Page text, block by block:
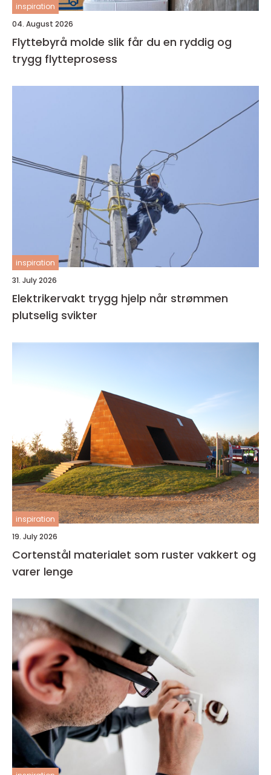
inspiration
04. August 2026
Flyttebyrå molde slik får du en ryddig og
trygg flytteprosess
inspiration
31. July 2026
Elektrikervakt trygg hjelp når strømmen
plutselig svikter
inspiration
19. July 2026
Cortenstål materialet som ruster vakkert og
varer lenge